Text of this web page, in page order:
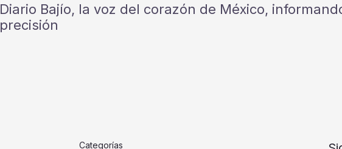
Diario Bajío, la voz del corazón de México,
precisión
Categorías